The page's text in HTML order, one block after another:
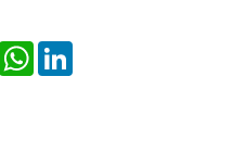
Reddit WhatsApp